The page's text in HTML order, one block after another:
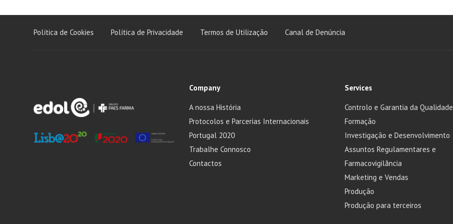
Política de Cookies Política de Privacidade Termos de Utilização Canal de Denúncia
Company
A nossa História
Protocolos e Parcerias Internacionais
Portugal 2020
Trabalhe Connosco
Contactos
Services
Controlo e Garantia da Qualidade
Formação
Investigação e Desenvolvimento
Assuntos Regulamentares e
Farmacovigilância
Marketing e Vendas
Produção
Produção para terceiros